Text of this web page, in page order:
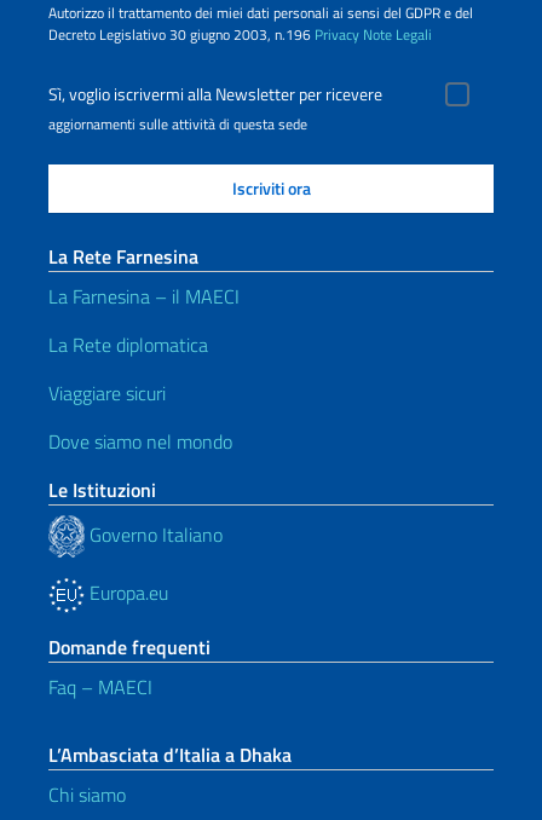
Autorizzo il trattamento dei miei dati personali ai sensi del GDPR e del
Decreto Legislativo 30 giugno 2003, n.196 Privacy Note Legali
Sì, voglio iscrivermi alla Newsletter per ricevere
aggiornamenti sulle attività di questa sede
La Rete Farnesina
La Farnesina – il MAECI
La Rete diplomatica
Viaggiare sicuri
Dove siamo nel mondo
Le Istituzioni
Governo Italiano
Europa.eu
Domande frequenti
Faq – MAECI
L’Ambasciata d’Italia a Dhaka
Chi siamo